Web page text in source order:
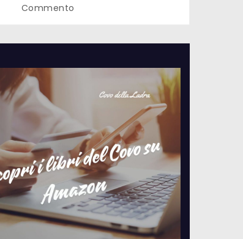
Commento